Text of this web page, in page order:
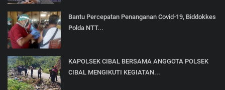
Bantu Percepatan Penanganan Covid-19, Biddokkes
Polda NTT...
KAPOLSEK CIBAL BERSAMA ANGGOTA POLSEK
CIBAL MENGIKUTI KEGIATAN...